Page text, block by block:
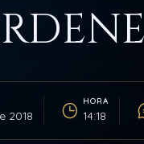
2018
HORA
14:18